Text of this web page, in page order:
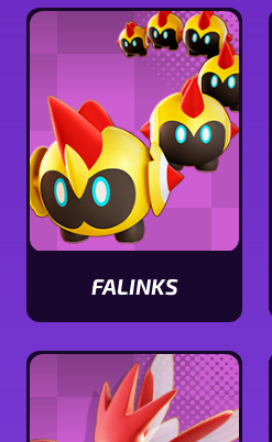
características
FALINKS
Ver
características
Falinks